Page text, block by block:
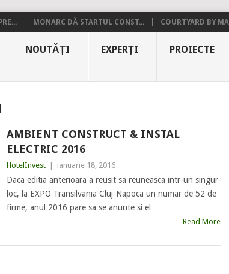
MONARC DĂ STARTUL CONST... COURTYARD BY
NOUTĂȚI EXPERȚI PROIECTE
AMBIENT CONSTRUCT & INSTAL
ELECTRIC 2016
HotelInvest ianuarie 18, 2016
Daca editia anterioara a reusit sa reuneasca intr-un singur
loc, la EXPO Transilvania Cluj-Napoca un numar de 52 de
firme, anul 2016 pare sa se anunte si el
Read More